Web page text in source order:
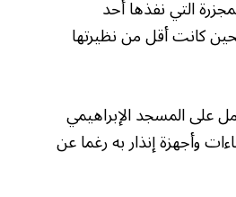
التي نفذها أحد
ذلك الحين كانت أقل من نظيرتها
على المسجد الإبراهيمي
وأجهزة إنذار به رغما عن